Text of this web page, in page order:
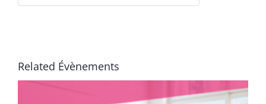
Related Évènements